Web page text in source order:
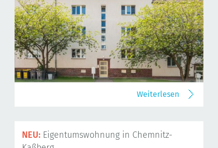
Weiterlesen
NEU: Eigentumswohnung in Chemnitz-